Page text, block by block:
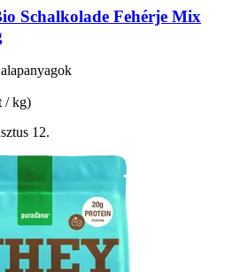
Schalkolade Fehérje Mix
/ kg)
12.